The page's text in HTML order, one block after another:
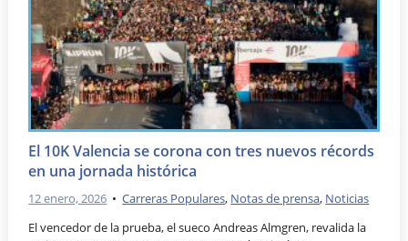
El 10K Valencia se corona con tres nuevos récords
en una jornada histórica
12 enero, 2026 •Carreras Populares, Notas de prensa, Noticias
El vencedor de la prueba, el sueco Andreas Almgren, revalida la